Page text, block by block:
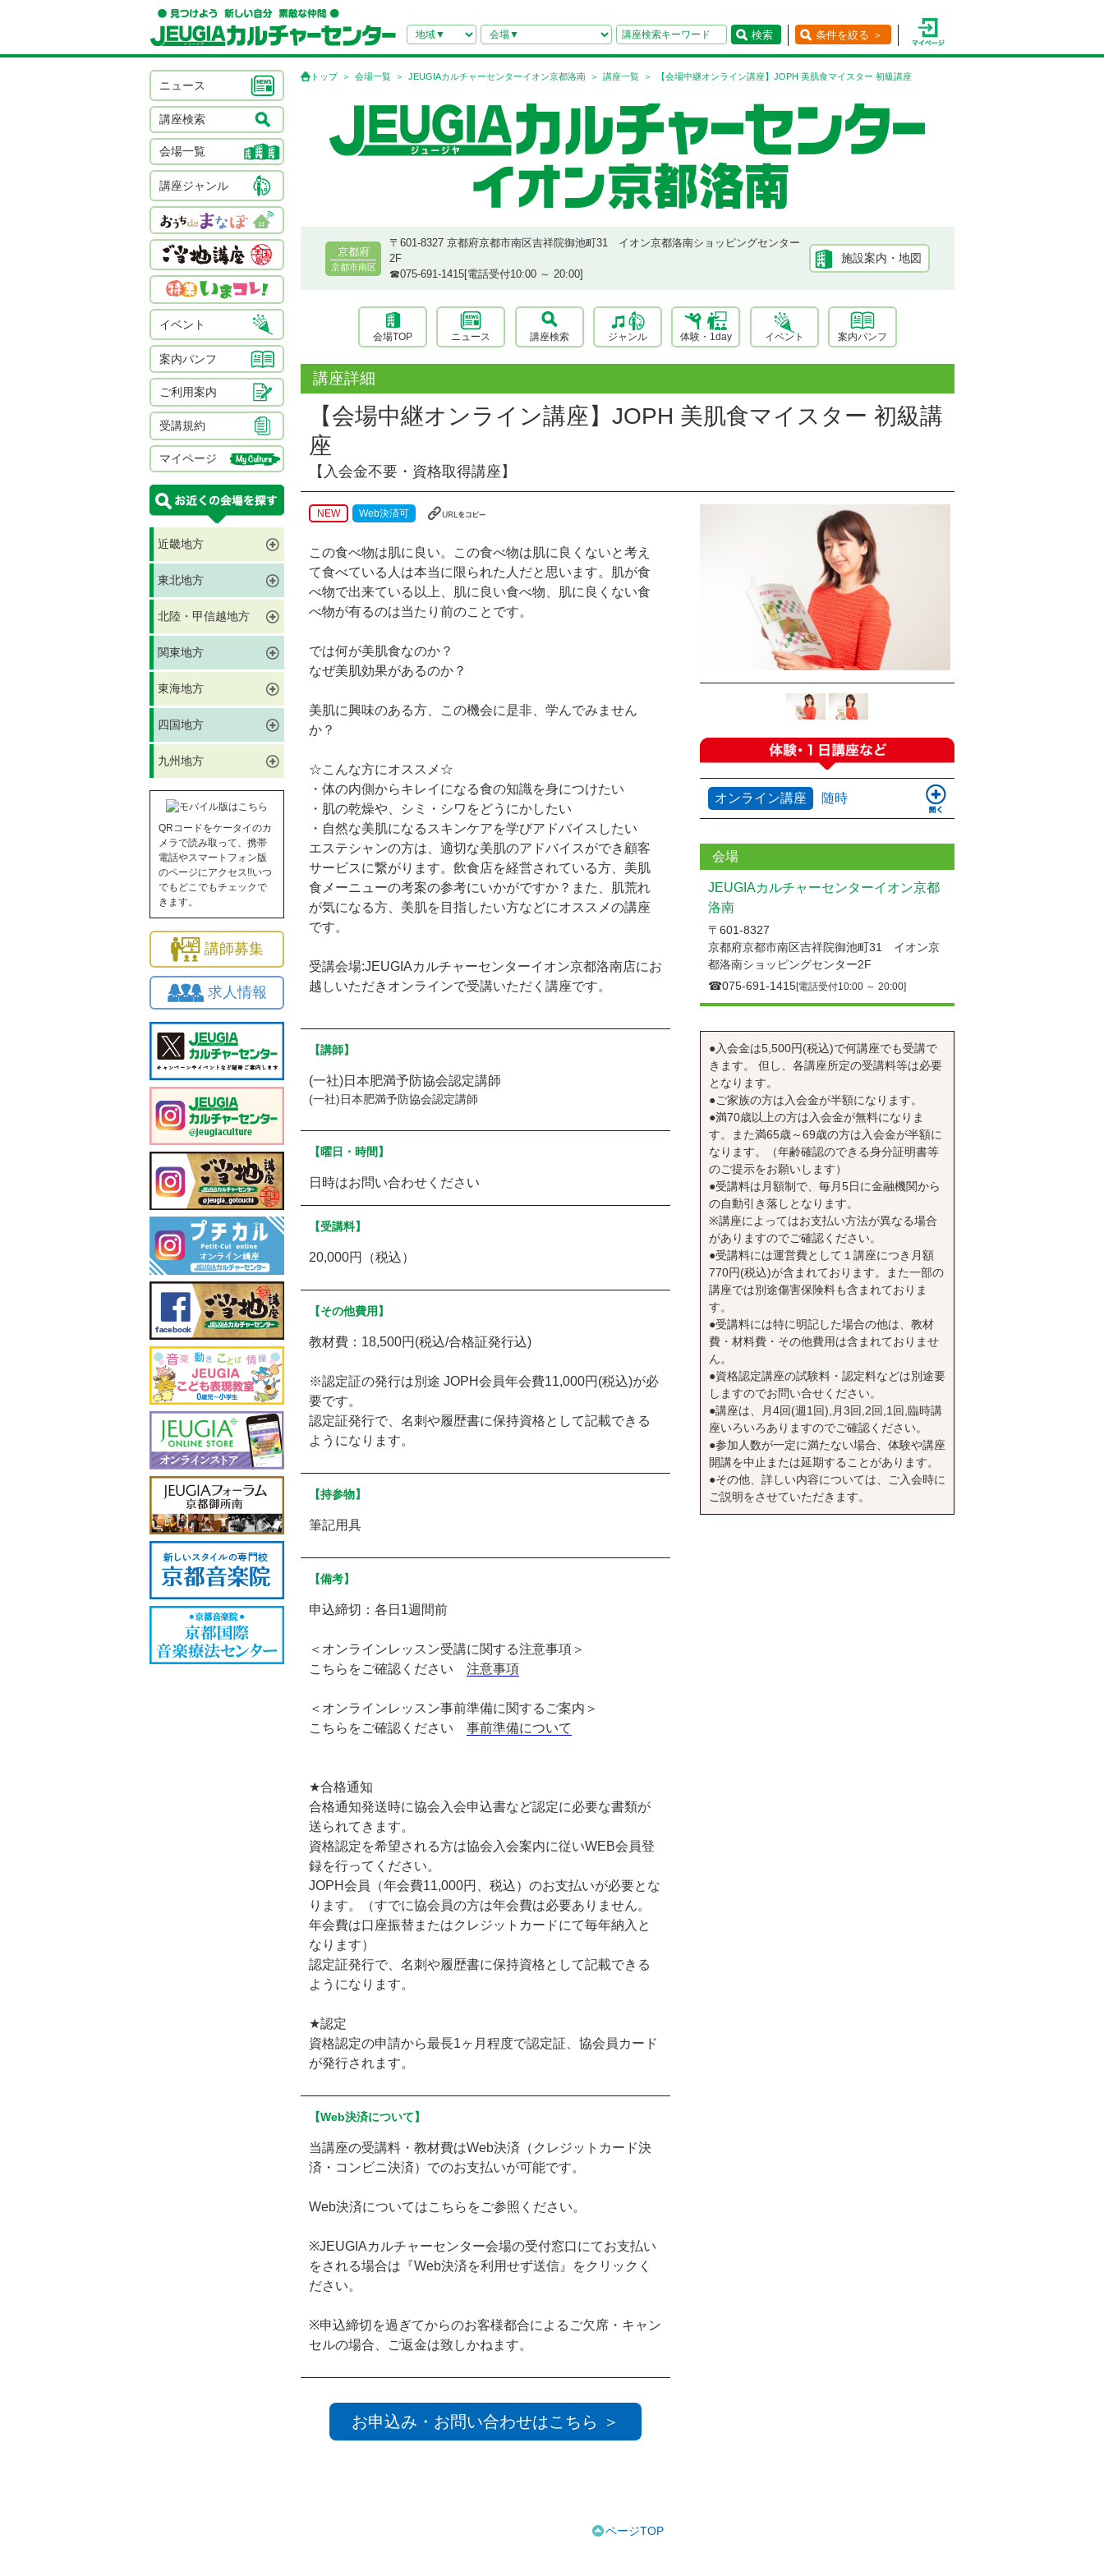
検索 条件を絞る ＞
ニュース
講座検索
会場一覧
講座ジャンル
イベント
案内パンフ
ご利用案内
受講規約
マイページ
近畿地方
東北地方
北陸・甲信越地方
関東地方
東海地方
四国地方
九州地方
QRコードをケータイのカ
メラで読み取って、携帯
電話やスマートフォン版
のページにアクセス!!いつ
でもどこでもチェックで
きます。
講師募集
求人情報
トップ 会場一覧 JEUGIAカルチャーセンターイオン京都洛南 講座一覧 【会場中継オンライン講座】JOPH 美肌食マイスター 初級講座
京都府
京都市南区
〒601-8327 京都府京都市南区吉祥院御池町31 イオン京都洛南ショッピングセンター
2F
☎︎075-691-1415[電話受付10:00 ～ 20:00]
施設案内・地図
会場TOP ニュース 講座検索 ジャンル 体験・1day イベント 案内パンフ
講座詳細
【会場中継オンライン講座】JOPH 美肌食マイスター 初級講
座
【入会金不要・資格取得講座】
NEW Web決済可
この食べ物は肌に良い。この食べ物は肌に良くないと考え
て食べている人は本当に限られた人だと思います。肌が食
べ物で出来ている以上、肌に良い食べ物、肌に良くない食
べ物が有るのは当たり前のことです。
では何が美肌食なのか？
なぜ美肌効果があるのか？
美肌に興味のある方、この機会に是非、学んでみません
か？
☆こんな方にオススメ☆
・体の内側からキレイになる食の知識を身につけたい
・肌の乾燥や、シミ・シワをどうにかしたい
・自然な美肌になるスキンケアを学びアドバイスしたい
エステシャンの方は、適切な美肌のアドバイスができ顧客
サービスに繋がります。飲食店を経営されている方、美肌
食メーニューの考案の参考にいかがですか？また、肌荒れ
が気になる方、美肌を目指したい方などにオススメの講座
です。
受講会場:JEUGIAカルチャーセンターイオン京都洛南店にお
越しいただきオンラインで受講いただく講座です。
【講師】
(一社)日本肥満予防協会認定講師
(一社)日本肥満予防協会認定講師
【曜日・時間】
日時はお問い合わせください
【受講料】
20,000円（税込）
【その他費用】
教材費：18,500円(税込/合格証発行込)
※認定証の発行は別途 JOPH会員年会費11,000円(税込)が必
要です。
認定証発行で、名刺や履歴書に保持資格として記載できる
ようになります。
【持参物】
筆記用具
【備考】
申込締切：各日1週間前
＜オンラインレッスン受講に関する注意事項＞
こちらをご確認ください 注意事項
＜オンラインレッスン事前準備に関するご案内＞
こちらをご確認ください 事前準備について
★合格通知
合格通知発送時に協会入会申込書など認定に必要な書類が
送られてきます。
資格認定を希望される方は協会入会案内に従いWEB会員登
録を行ってください。
JOPH会員（年会費11,000円、税込）のお支払いが必要とな
ります。（すでに協会員の方は年会費は必要ありません。
年会費は口座振替またはクレジットカードにて毎年納入と
なります）
認定証発行で、名刺や履歴書に保持資格として記載できる
ようになります。
★認定
資格認定の申請から最長1ヶ月程度で認定証、協会員カード
が発行されます。
【Web決済について】
当講座の受講料・教材費はWeb決済（クレジットカード決
済・コンビニ決済）でのお支払いが可能です。
Web決済についてはこちら をご参照ください。
※JEUGIAカルチャーセンター会場の受付窓口にてお支払い
をされる場合は『Web決済を利用せず送信』をクリックく
ださい。
※申込締切を過ぎてからのお客様都合によるご欠席・キャン
セルの場合、ご返金は致しかねます。
お申込み・お問い合わせはこちら ＞
オンライン講座 随時
会場
JEUGIAカルチャーセンターイオン京都
洛南
〒601-8327
京都府京都市南区吉祥院御池町31 イオン京
都洛南ショッピングセンター2F
☎︎075-691-1415[電話受付10:00 ～ 20:00]
●入会金は5,500円(税込)で何講座でも受講で
きます。 但し、各講座所定の受講料等は必要
となります。
●ご家族の方は入会金が半額になります。
●満70歳以上の方は入会金が無料になりま
す。また満65歳～69歳の方は入会金が半額に
なります。（年齢確認のできる身分証明書等
のご提示をお願いします）
●受講料は月額制で、毎月5日に金融機関から
の自動引き落しとなります。
※講座によってはお支払い方法が異なる場合
がありますのでご確認ください。
●受講料には運営費として１講座につき月額
770円(税込)が含まれております。また一部の
講座では別途傷害保険料も含まれておりま
す。
●受講料には特に明記した場合の他は、教材
費・材料費・その他費用は含まれておりませ
ん。
●資格認定講座の試験料・認定料などは別途要
しますのでお問い合せください。
●講座は、月4回(週1回),月3回,2回,1回,臨時講
座いろいろありますのでご確認ください。
●参加人数が一定に満たない場合、体験や講座
開講を中止または延期することがあります。
●その他、詳しい内容については、ご入会時に
ご説明をさせていただきます。
ページTOP